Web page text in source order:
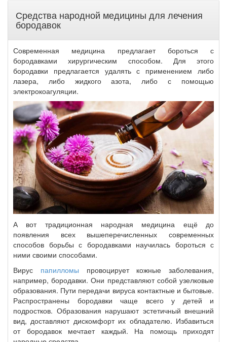
Средства народной медицины для лечения
бородавок
Современная медицина предлагает бороться с
бородавками хирургическим способом. Для этого
бородавки предлагается удалять с применением либо
лазера, либо жидкого азота, либо с помощью
электрокоагуляции.
А вот традиционная народная медицина ещё до
появления всех вышеперечисленных современных
способов борьбы с бородавками научилась бороться с
ними своими способами.
Вирус папилломы провоцирует кожные заболевания,
например, бородавки. Они представляют собой узелковые
образования. Пути передачи вируса контактные и бытовые.
Распространены бородавки чаще всего у детей и
подростков. Образования нарушают эстетичный внешний
вид, доставляют дискомфорт их обладателю. Избавиться
от бородавок мечтает каждый. На помощь приходят